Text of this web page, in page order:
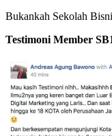
Bukankah Sekolah
Testimoni Member